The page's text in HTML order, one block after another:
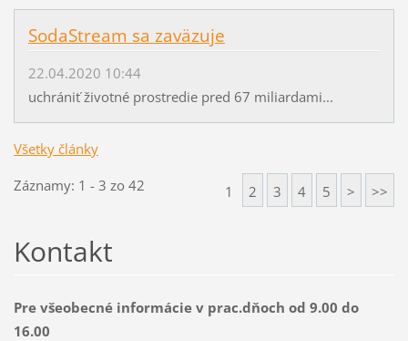
SodaStream sa zaväzuje
22.04.2020 10:44
uchrániť životné prostredie pred 67 miliardami...
Všetky články
Záznamy: 1 - 3 zo 42 1 2 3 4 5 > >>
Kontakt
Pre všeobecné informácie v prac.dňoch od 9.00 do
16.00